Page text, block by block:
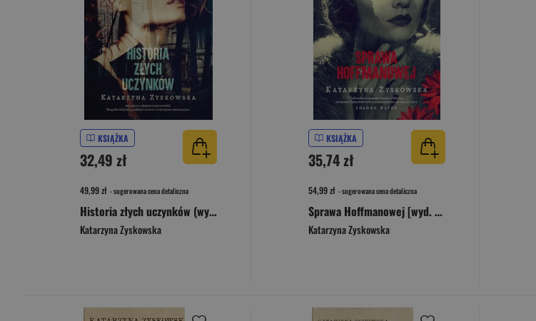
KSIĄŻKA
32,49 zł
49,99 zł - sugerowana cena detaliczna
Historia złych uczynków (wyd. 2023)
Katarzyna Zyskowska
KSIĄŻKA
35,74 zł
54,99 zł - sugerowana cena detaliczna
Sprawa Hoffmanowej [wyd. 2025]
Katarzyna Zyskowska